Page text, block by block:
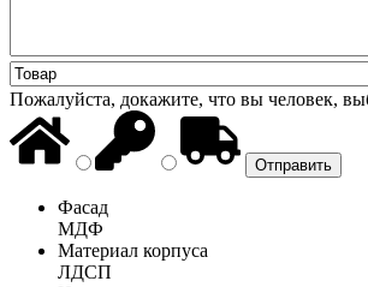
Пожалуйста, докажите, что вы человек,
Фасад
МДФ
Материал корпуса
ЛДСП